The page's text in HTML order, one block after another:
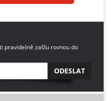
pravidelně zašlu rovnou do
ODESLAT